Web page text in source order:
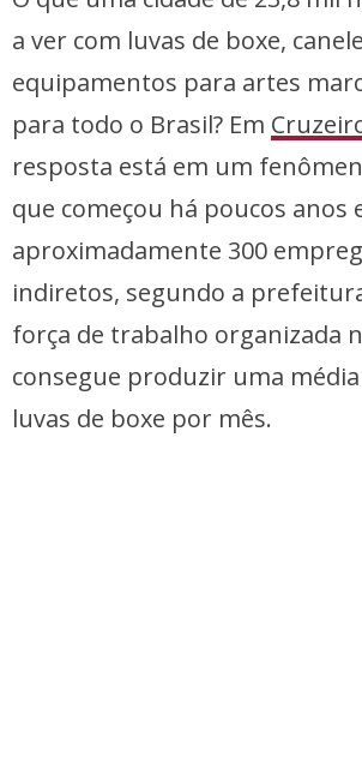
a ver com luvas de boxe,
equipamentos para artes
para todo o Brasil? Em
resposta está em um
que começou há poucos anos
aproximadamente 300
indiretos, segundo a
força de trabalho organizada
consegue produzir uma
luvas de boxe por mês.